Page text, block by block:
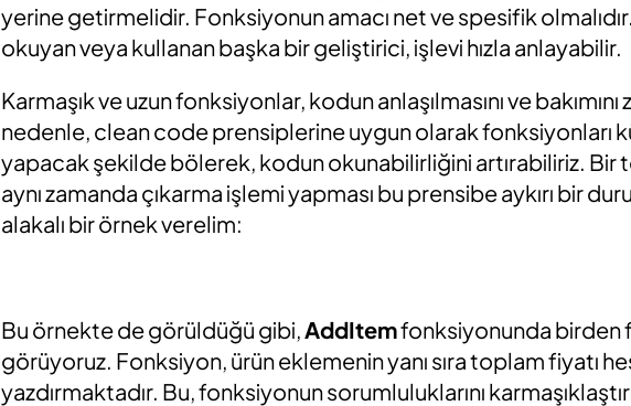
yerine getirmelidir. Fonksiyonun amacı net ve spesifik
okuyan veya kullanan başka bir geliştirici, işlevi hızla anlayabilir.
Karmaşık ve uzun fonksiyonlar, kodun anlaşılmasını ve
nedenle, clean code prensiplerine uygun olarak fonksiyonları
yapacak şekilde bölerek, kodun okunabilirliğini artırabiliriz.
aynı zamanda çıkarma işlemi yapması bu prensibe aykırı bir
alakalı bir örnek verelim:
Bu örnekte de görüldüğü gibi, AddItemfonksiyonunda birden
görüyoruz. Fonksiyon, ürün eklemenin yanı sıra toplam fiyatı
yazdırmaktadır. Bu, fonksiyonun sorumluluklarını